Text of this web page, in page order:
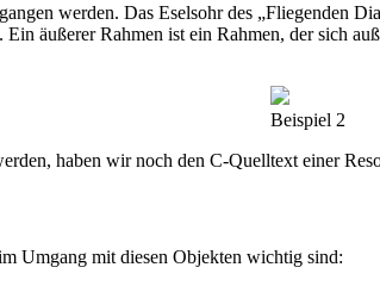
werden. Das Eselsohr des „Fliegenden
äußerer Rahmen ist ein Rahmen, der sich
Beispiel 2
haben wir noch den C-Quelltext einer
Umgang mit diesen Objekten wichtig sind: